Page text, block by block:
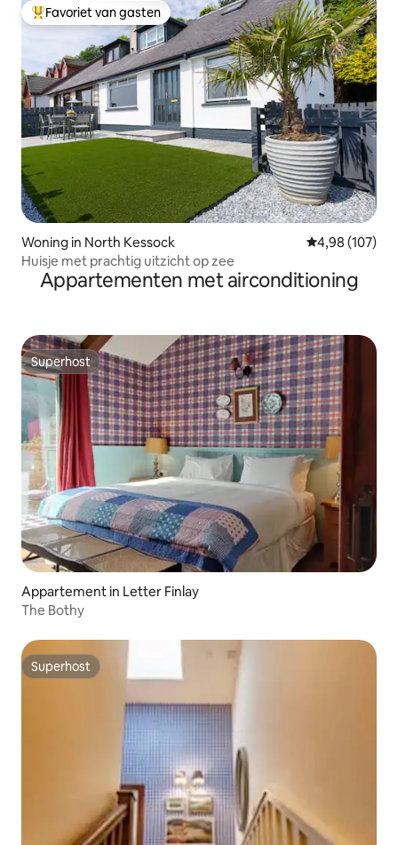
Topfavoriet van gasten
Favoriet van gasten
Woning in North Kessock Gemiddelde
4,98 (107)
Huisje met prachtig uitzicht op zee
Appartementen met airconditioning
Superhost
Superhost
Appartement in Letter Finlay
The Bothy
Superhost
Superhost